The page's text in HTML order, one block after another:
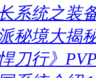
系统之装
秘境大揭
刀行》